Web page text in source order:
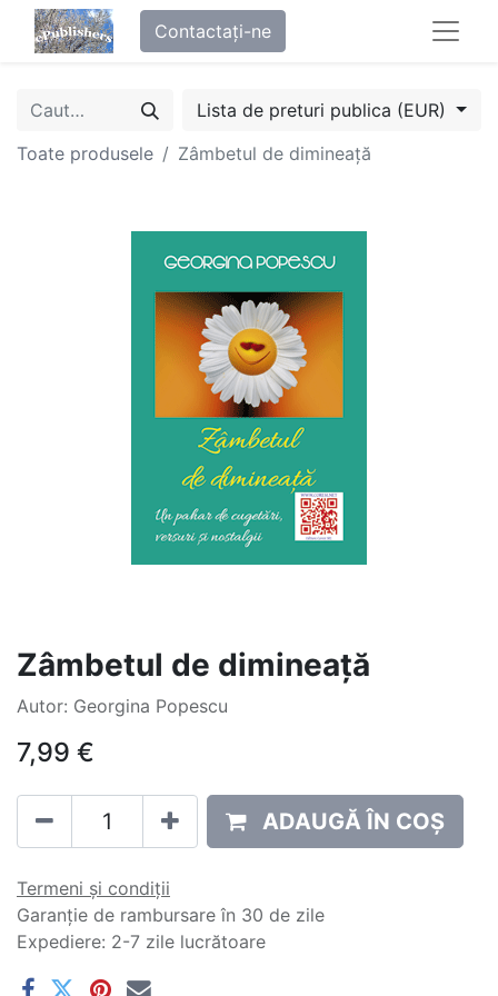
Contactați-ne
Lista de preturi publica (EUR)
Toate produsele
Zâmbetul de dimineață
Zâmbetul de dimineață
Autor: Georgina Popescu
7,99 €
ADAUGĂ ÎN COȘ
Termeni și condiții
Garanție de rambursare în 30 de zile
Expediere: 2-7 zile lucrătoare